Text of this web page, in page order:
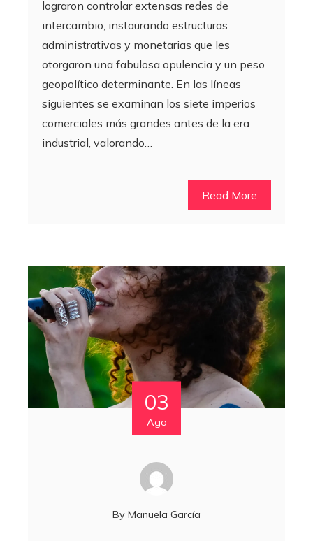
lograron controlar extensas redes de
intercambio, instaurando estructuras
administrativas y monetarias que les
otorgaron una fabulosa opulencia y un peso
geopolítico determinante. En las líneas
siguientes se examinan los siete imperios
comerciales más grandes antes de la era
industrial, valorando…
Read More
03
Ago
By Manuela García